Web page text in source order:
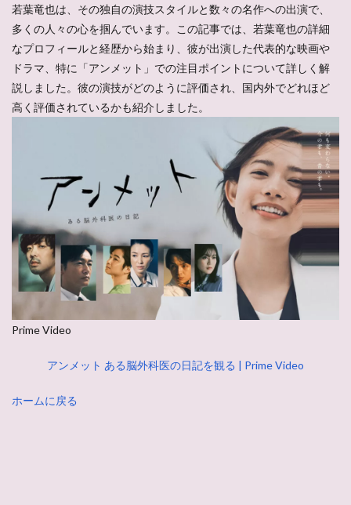
若葉竜也は、その独自の演技スタイルと数々の名作への出演で、
多くの人々の心を掴んでいます。この記事では、若葉竜也の詳細
なプロフィールと経歴から始まり、彼が出演した代表的な映画や
ドラマ、特に「アンメット」での注目ポイントについて詳しく解
説しました。彼の演技がどのように評価され、国内外でどれほど
高く評価されているかも紹介しました。
Prime Video
アンメット ある脳外科医の日記を観る | Prime Video
ホームに戻る